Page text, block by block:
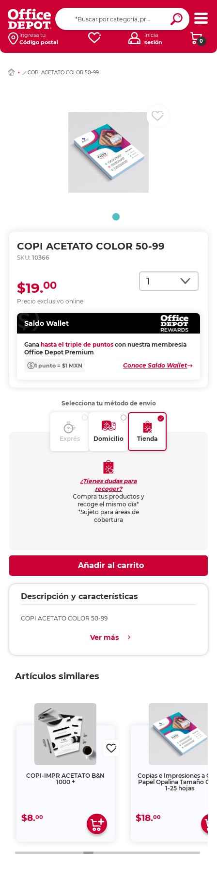
Ingresa tu
Código postal
0
Inicia
sesión
COPI ACETATO COLOR 50-99
COPI ACETATO COLOR 50-99
SKU: 10366
Cantidad
Precio exclusivo online
$19.00
Saldo Wallet
Gana hasta el triple de puntos con nuestra membresía
Office Depot Premium
1 punto = $1 MXN Conoce Saldo Wallet
Ingresar Codigo
Selecciona tu método de envío
Exprés Domicilio Tienda
¿Tienes dudas para
recoger?
Compra tus productos y
recoge el mismo día*
*Sujeto para áreas de
cobertura
Añadir al carrito
Descripción y características
COPI ACETATO COLOR 50-99
Ver más
Artículos similares
COPI-IMPR ACETATO B&N
1000 +
$8.00
Copias e Impresiones a
Papel Opalina Tamaño
1-25 hojas
$18.00